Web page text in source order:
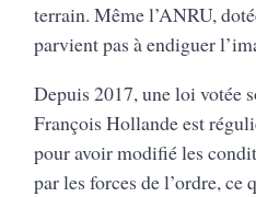
terrain. Même l’ANRU,
parvient pas à endiguer
Depuis 2017, une loi votée
François Hollande est
pour avoir modifié les
par les forces de l’ordre, ce